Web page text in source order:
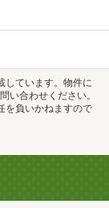
しています。物件に
い合わせください。
を負いかねますので